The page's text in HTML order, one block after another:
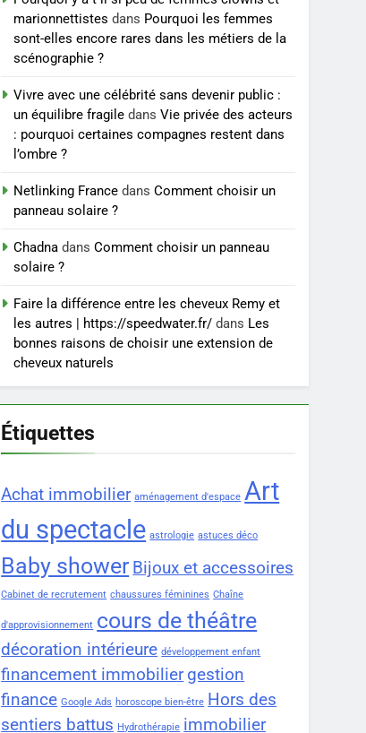
trouver un
accompagnement sérieux
BIEN ÊTRE
marionnettistes dans Pourquoi les femmes
sont-elles encore rares dans les métiers de la
scénographie ?
Vivre avec une célébrité sans devenir public :
un équilibre fragile dansVie privée des acteurs
: pourquoi certaines compagnes restent dans
l’ombre ?
Netlinking France dansComment choisir un
panneau solaire ?
Chadna dansComment choisir un panneau
solaire ?
Faire la différence entre les cheveux Remy et
les autres | https://speedwater.fr/ dans Les
bonnes raisons de choisir une extension de
cheveux naturels
Étiquettes
Achat immobilier aménagement d'espace Art
du spectacle astrologie astuces déco
Baby shower Bijoux et accessoires
Cabinet de recrutement chaussures féminines Chaîne
d'approvisionnement cours de théâtre
décoration intérieure développement enfant
financement immobilier gestion
finance Google Ads horoscope bien-être Hors des
sentiers battus Hydrothérapie immobilier